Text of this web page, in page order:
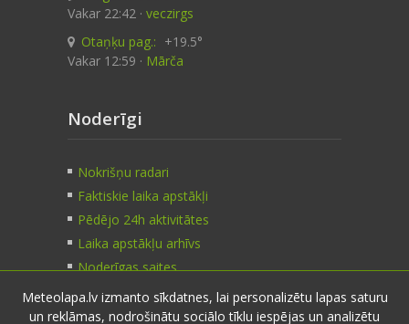
Vakar 22:42 · veczirgs
Otaņķu pag.: +19.5°
Vakar 12:59 · Mārča
Noderīgi
Nokrišņu radari
Faktiskie laika apstākļi
Pēdējo 24h aktivitātes
Laika apstākļu arhīvs
Noderīgas saites
Meteolapa.lv izmanto sīkdatnes, lai personalizētu lapas saturu
un reklāmas, nodrošinātu sociālo tīklu iespējas un analizētu